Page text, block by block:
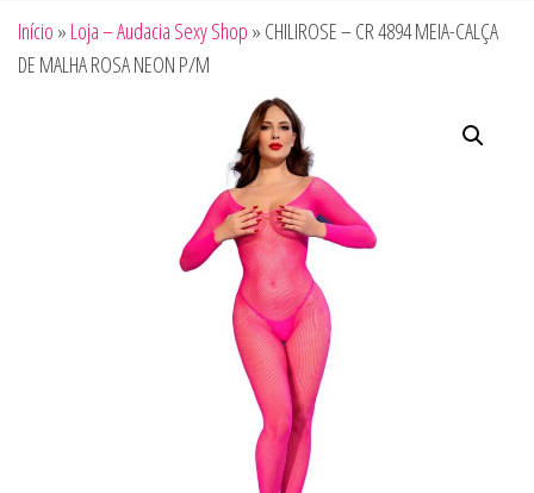
Início » Loja – Audacia Sexy Shop » CHILIROSE – CR 4894 MEIA-CALÇA
DE MALHA ROSA NEON P/M